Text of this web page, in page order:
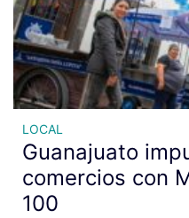
LOCAL
Guanajuato
comercios con
100